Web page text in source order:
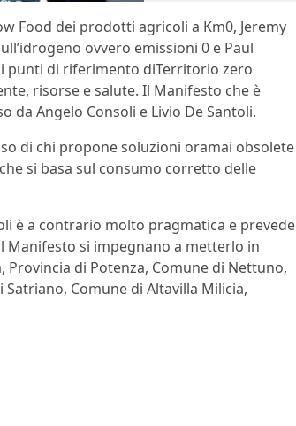
Food dei prodotti agricoli a Km0, Jeremy
ovvero emissioni 0 e Paul
punti di riferimento diTerritorio zero
risorse e salute. Il Manifesto che è
da Angelo Consoli e Livio De Santoli.
di chi propone soluzioni oramai obsolete
si basa sul consumo corretto delle
è a contrario molto pragmatica e prevede
si impegnano a metterlo in
Provincia di Potenza, Comune di Nettuno,
Comune di Altavilla Milicia,